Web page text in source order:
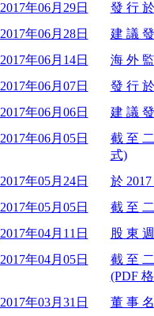
2017年06月29日
發 行
2017年06月28日
建 議
2017年06月14日
海 外
2017年06月07日
發 行
2017年06月06日
建 議
2017年06月05日
截 至
式)
2017年05月24日
於
2017年05月05日
截 至
2017年04月11日
股 東
2017年04月05日
截 至
(PDF
2017年03月31日
董 事